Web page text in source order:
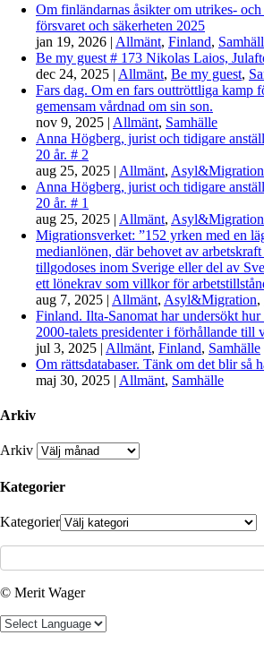
Om finländarnas åsikter om utrikes-
försvaret och säkerheten 2025
jan 19, 2026 | Allmänt, Finland,
Be my guest # 173 Nikolas Laios,
dec 24, 2025 | Allmänt, Be my guest,
Fars dag. Om en fars outtröttliga kamp
gemensam vårdnad om sin son.
nov 9, 2025 | Allmänt, Samhälle
Anna Högberg, jurist och tidigare
20 år. # 2
aug 25, 2025 | Allmänt, Asyl&Migration
Anna Högberg, jurist och tidigare
20 år. # 1
aug 25, 2025 | Allmänt, Asyl&Migration
Migrationsverket: ”152 yrken med en
medianlönen, där behovet av
tillgodoses inom Sverige eller del av
ett lönekrav som villkor för
aug 7, 2025 | Allmänt, Asyl&Migration,
Finland. Ilta-Sanomat har undersökt
2000-talets presidenter i förhållande till
jul 3, 2025 | Allmänt, Finland, Samhälle
Om rättsdatabaser. Tänk om det blir så
maj 30, 2025 | Allmänt, Samhälle
Arkiv
Arkiv
Kategorier
Kategorier
© Merit Wager